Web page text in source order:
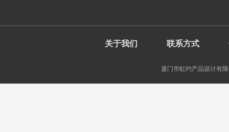
关于我们 联系方式
厦门市虹约产品设计有